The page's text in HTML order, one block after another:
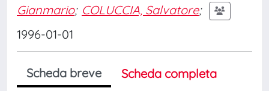
Gianmario; COLUCCIA, Salvatore;
1996-01-01
Scheda breve
Scheda completa